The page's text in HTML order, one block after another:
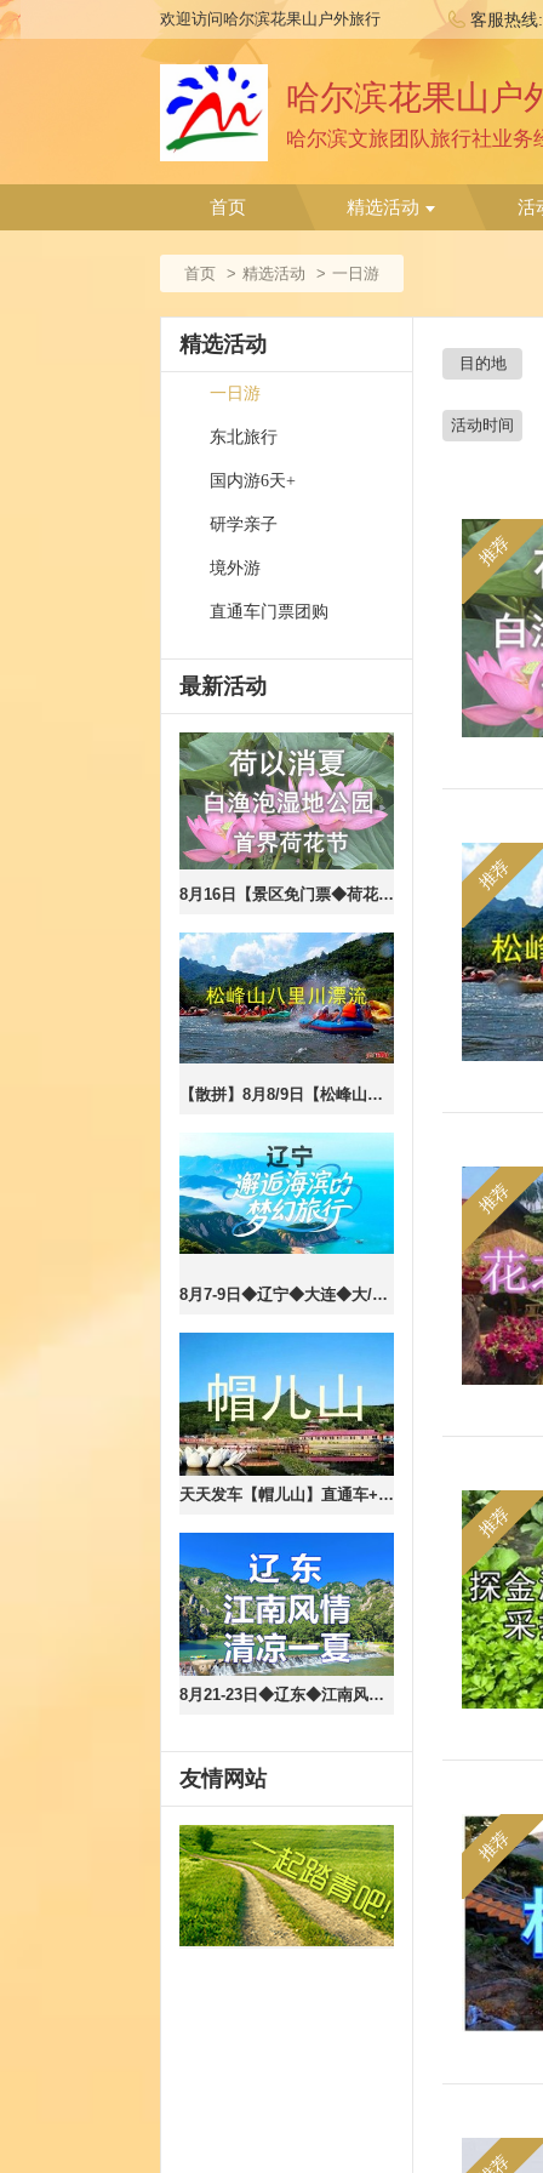
欢迎访问哈尔滨花果山户外旅行 客服热
哈尔滨花果山户
首页 精选活动 活
首页 精选活动 一日游
精选活动
一日游
东北旅行
国内游6天+
研学亲子
境外游
直通车门票团购
最新活动
8月16日【景区免门票◆荷花节】白渔泡4A湿地公园◆龙江赛里木湖◆圆满广场◆赠送服装拍照【50元含票+车+餐】
【散拼】8月8/9日【松峰山八里川漂流】◆松峰山镇山河实验林场◆一日游【70元/车费+票+餐+保险】
8月7-9日◆辽宁◆大连◆大/小排石景区-奇特海蚀地貌◆本溪水洞◆小市一庄◆团山国家级海洋公园◆三日游
天天发车【帽儿山】直通车+大门票73元//漂流8公里票+车230元/5公里票+车170元
8月21-23日◆辽东◆江南风情岫岩水巷◆花熙小镇◆冰峪沟-清凉一夏◆鞍山老院子◆萨尔浒风景名胜区◆大伙房水库◆三日游
友情网站
目的地
活动时间
推荐
推荐
推荐
推荐
推荐